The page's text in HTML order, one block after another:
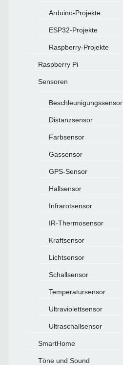
Arduino-Projekte
ESP32-Projekte
Raspberry-Projekte
Raspberry Pi
Sensoren
Beschleunigungssensor
Distanzsensor
Farbsensor
Gassensor
GPS-Sensor
Hallsensor
Infrarotsensor
IR-Thermosensor
Kraftsensor
Lichtsensor
Schallsensor
Temperatursensor
Ultraviolettsensor
Ultraschallsensor
SmartHome
Töne und Sound